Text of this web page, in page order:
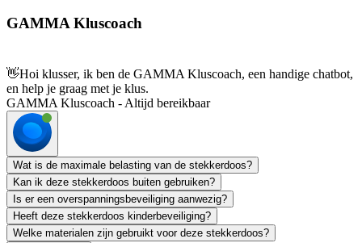
GAMMA Kluscoach
👋Hoi klusser, ik ben de GAMMA Kluscoach, een handige chatbot,
en help je graag met je klus.
GAMMA Kluscoach - Altijd bereikbaar
Wat is de maximale belasting van de stekkerdoos?
Kan ik deze stekkerdoos buiten gebruiken?
Is er een overspanningsbeveiliging aanwezig?
Heeft deze stekkerdoos kinderbeveiliging?
Welke materialen zijn gebruikt voor deze stekkerdoos?